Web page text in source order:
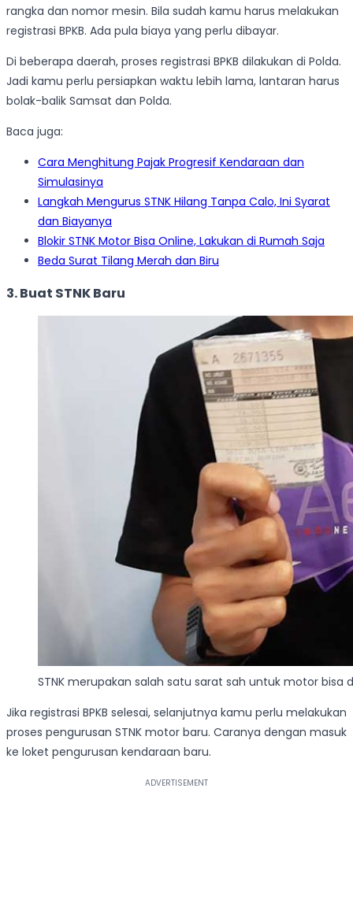
rangka dan nomor mesin. Bila sudah kamu harus melakukan
registrasi BPKB. Ada pula biaya yang perlu dibayar.
Di beberapa daerah, proses registrasi BPKB dilakukan di Polda.
Jadi kamu perlu persiapkan waktu lebih lama, lantaran harus
bolak-balik Samsat dan Polda.
Baca juga:
Cara Menghitung Pajak Progresif Kendaraan dan
Simulasinya
Langkah Mengurus STNK Hilang Tanpa Calo, Ini Syarat
dan Biayanya
Blokir STNK Motor Bisa Online, Lakukan di Rumah Saja
Beda Surat Tilang Merah dan Biru
3. Buat STNK Baru
STNK merupakan salah satu sarat sah untuk motor bisa
Jika registrasi BPKB selesai, selanjutnya kamu perlu melakukan
proses pengurusan STNK motor baru. Caranya dengan masuk
ke loket pengurusan kendaraan baru.